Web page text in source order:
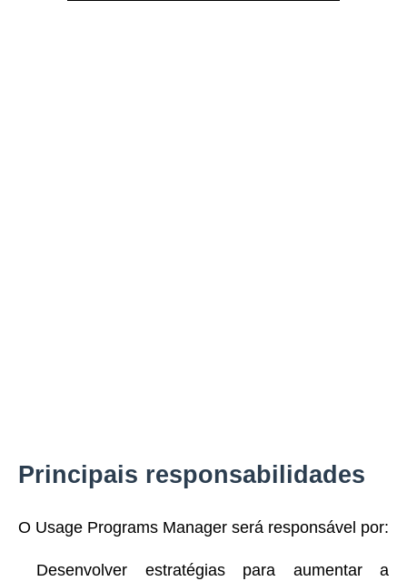
Principais responsabilidades
O Usage Programs Manager será responsável por:
Desenvolver estratégias para aumentar a